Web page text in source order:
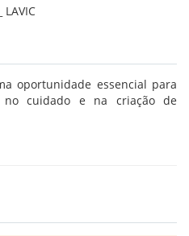
oportunidade essencial para
no cuidado e na criação de